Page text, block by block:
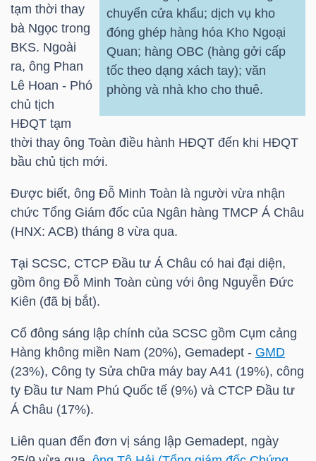
chuyển cửa khẩu; dịch vụ kho
đóng ghép hàng hóa Kho Ngoại
Quan; hàng OBC (hàng gởi cấp
tốc theo dạng xách tay); văn
phòng và nhà kho cho thuê.
tạm thời thay
bà Ngọc trong
BKS. Ngoài
ra, ông Phan
Lê Hoan - Phó
chủ tịch
HĐQT tạm
thời thay ông Toàn điều hành HĐQT đến khi HĐQT
bầu chủ tịch mới.
Được biết, ông Đỗ Minh Toàn là người vừa nhận
chức Tổng Giám đốc của Ngân hàng TMCP Á Châu
(HNX: ACB) tháng 8 vừa qua.
Tại SCSC, CTCP Đầu tư Á Châu có hai đại diện,
gồm ông Đỗ Minh Toàn cùng với ông Nguyễn Đức
Kiên (đã bị bắt).
Cổ đông sáng lập chính của SCSC gồm Cụm cảng
Hàng không miền Nam (20%), Gemadept - GMD
(23%), Công ty Sửa chữa máy bay A41 (19%), công
ty Đầu tư Nam Phú Quốc tế (9%) và CTCP Đầu tư
Á Châu (17%).
Liên quan đến đơn vị sáng lập Gemadept, ngày
THẾ
GIỚI
ĐÔNG
DƯƠNG
TÀI
CHÍNH
PHÂN
TÍCH
VIETSTOCKFINANCE